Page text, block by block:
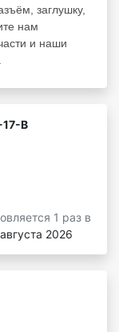
заглушку,
нам
и наши
В
1 раз в
2026